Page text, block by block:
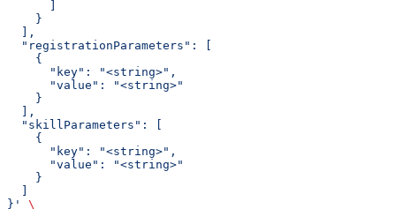
    }
  ],
  "registrationParameters": [
    {
      "key": "<string>",
      "value": "<string>"
    }
  ],
  "skillParameters": [
    {
      "key": "<string>",
      "value": "<string>"
    }
}'
\